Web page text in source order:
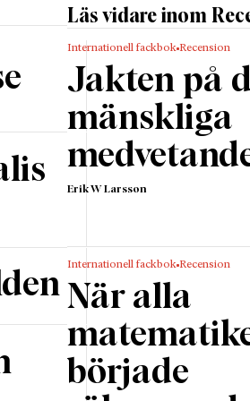
oförutsägbara
vara framgångsrik i sitt
För visst går det att förutse vad
om hörnet ifråga inte står mer
rekryterade tusentals frivilliga
svara på nästan 500 frågor av
som
Brasilien fart på tillväxten
Syrien sätta stopp för IS? Et
Eftersom testet pågick över
därefter utvärdera kvaliteten i
personer har mycket god
författarna ”superforecasters”,
översättas som superspanare.
Läs vidare inom
Internationell fackbok Recension
Jakten på
mänskliga
Erik W Larsson
Internationell fackbok Recension
När alla
började